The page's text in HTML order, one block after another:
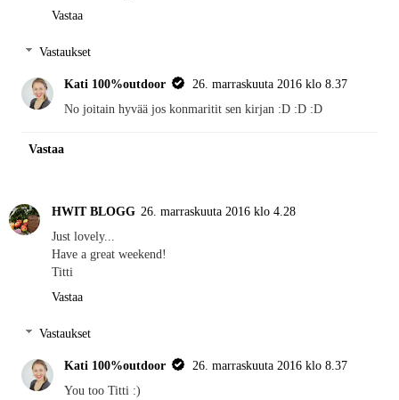
Vastaa
Vastaukset
Kati 100%outdoor
26. marraskuuta 2016 klo 8.37
No joitain hyvää jos konmaritit sen kirjan :D :D :D
Vastaa
HWIT BLOGG 26. marraskuuta 2016 klo 4.28
Just lovely...
Have a great weekend!
Titti
Vastaa
Vastaukset
Kati 100%outdoor
26. marraskuuta 2016 klo 8.37
You too Titti :)